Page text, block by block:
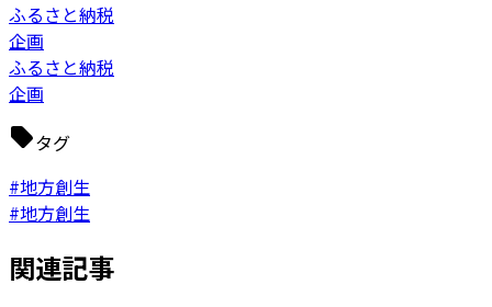
ふるさと納税
企画
ふるさと納税
企画
タグ
#地方創生
#地方創生
関連記事